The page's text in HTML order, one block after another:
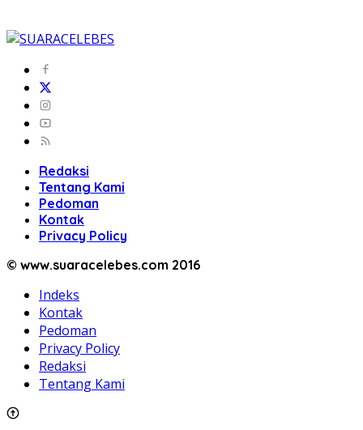
Redaksi
Tentang Kami
Pedoman
Kontak
Privacy Policy
© www.suaracelebes.com 2016
Indeks
Kontak
Pedoman
Privacy Policy
Redaksi
Tentang Kami